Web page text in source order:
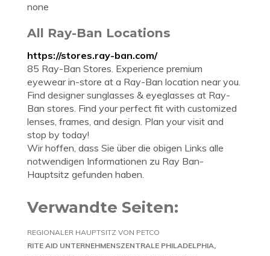
none
All Ray-Ban Locations
https://stores.ray-ban.com/
85 Ray-Ban Stores. Experience premium
eyewear in-store at a Ray-Ban location near you.
Find designer sunglasses & eyeglasses at Ray-
Ban stores. Find your perfect fit with customized
lenses, frames, and design. Plan your visit and
stop by today!
Wir hoffen, dass Sie über die obigen Links alle
notwendigen Informationen zu Ray Ban-
Hauptsitz gefunden haben.
Verwandte Seiten:
REGIONALER HAUPTSITZ VON PETCO
RITE AID UNTERNEHMENSZENTRALE PHILADELPHIA